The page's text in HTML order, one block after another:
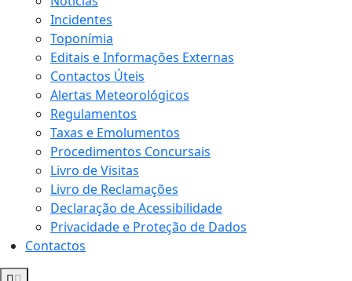
Incidentes
Toponímia
Editais e Informações Externas
Contactos Úteis
Alertas Meteorológicos
Regulamentos
Taxas e Emolumentos
Procedimentos Concursais
Livro de Visitas
Livro de Reclamações
Declaração de Acessibilidade
Privacidade e Proteção de Dados
Contactos